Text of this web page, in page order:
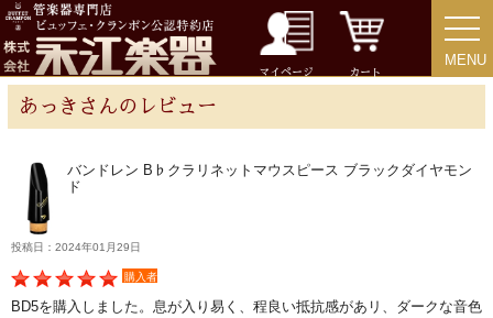
マイページ カート
MENU
MENU
あっきさんのレビュー
バンドレン B♭クラリネットマウスピース ブラックダイヤモン
ド
投稿日：2024年01月29日
購入者
BD5を購入しました。息が入り易く、程良い抵抗感があリ、ダークな音色
ミュート
楽器ケース＆ケースカバー
チューナー・メトロノーム